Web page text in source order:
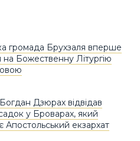
громада Брухзаля вперше
на Божественну Літургію
Дзюрах відвідав
у Броварах, який
Апостольський екзархат